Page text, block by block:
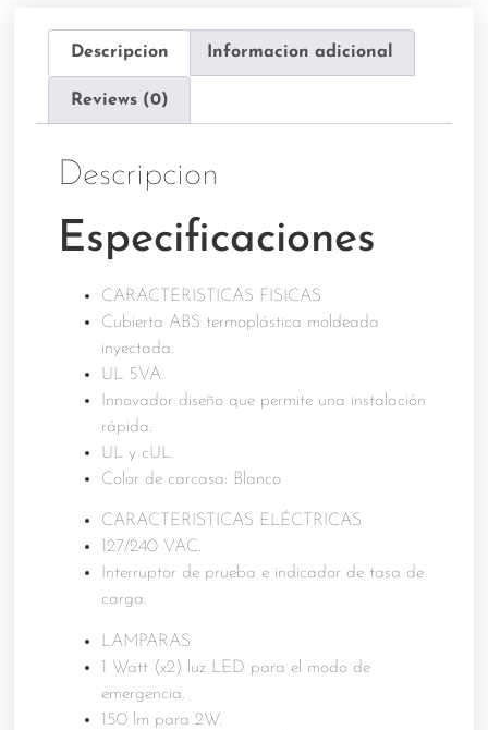
Descripcion Informacion adicional
Reviews (0)
Descripcion
Especificaciones
CARACTERISTICAS FISICAS
Cubierta ABS termoplástica moldeada
inyectada.
UL 5VA.
Innovador diseño que permite una instalación
rápida.
UL y cUL.
Color de carcasa: Blanco
CARACTERISTICAS ELÉCTRICAS
127/240 VAC.
Interruptor de prueba e indicador de tasa de
carga.
LAMPARAS
1 Watt (x2) luz LED para el modo de
emergencia.
150 lm para 2W.